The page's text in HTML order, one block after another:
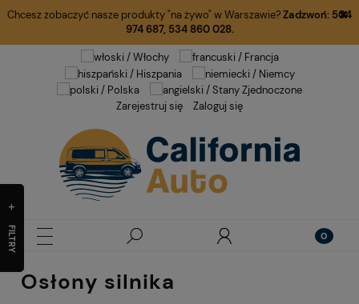
Chcesz zobaczyć nasze produkty "na żywo" w Warszawie?Zadzwoń: 504
974 687, 534 860 028.
Zarejestruj się Zaloguj się
FILTRY
Osłony silnika